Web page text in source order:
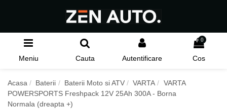
Meniu Cauta Autentificare
0
Cos
Acasa Baterii Baterii Moto si ATV VARTA
VARTA
POWERSPORTS Freshpack 12V 25Ah 300A - Borna
Normala (dreapta +)